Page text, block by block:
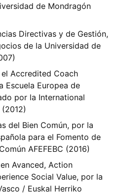
de Mondragón
Directivas y de Gestión,
de la Universidad de
Accredited Coach
Escuela Europea de
por la International
del Bien Común, por la
para el Fomento de
AFEFEBC (2016)
Avanced, Action
Social Value, por la
/ Euskal Herriko